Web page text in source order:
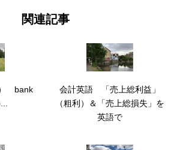
関連記事
bank
会計英語 「売上総利益」
（粗利）＆「売上総損失」を
英語で